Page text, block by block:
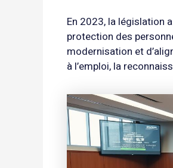
En 2023, la législation
protection des
modernisation et
à l’emploi, la